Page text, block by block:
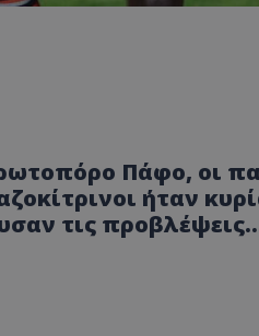
Πάφο, οι
ήταν
τις